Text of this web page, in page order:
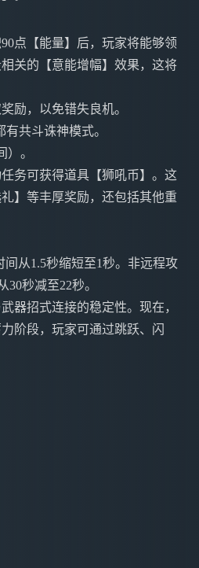
点【能量】后，玩家将能够领
关的【意能增幅】效果，这将
励，以免错失良机。
共斗诛神模式。
。
务可获得道具【狮吼币】。这
】等丰厚奖励，还包括其他重
从1.5秒缩短至1秒。非远程攻
秒减至22秒。
器招式连接的稳定性。现在，
阶段，玩家可通过跳跃、闪